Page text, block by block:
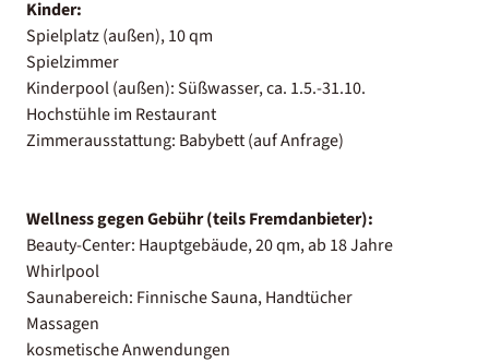
Kinder:
Spielplatz (außen), 10 qm
Spielzimmer
Kinderpool (außen): Süßwasser, ca. 1.5.-31.10.
Hochstühle im Restaurant
Zimmerausstattung: Babybett (auf Anfrage)
Wellness gegen Gebühr (teils Fremdanbieter):
Beauty-Center: Hauptgebäude, 20 qm, ab 18 Jahre
Whirlpool
Saunabereich: Finnische Sauna, Handtücher
Massagen
kosmetische Anwendungen